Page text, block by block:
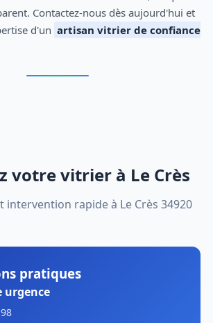
Contactez-nous dès aujourd'hui et
d'un artisan vitrier de confiance
votre vitrier à Le Crès
intervention rapide à Le Crès 34920
pratiques
urgence